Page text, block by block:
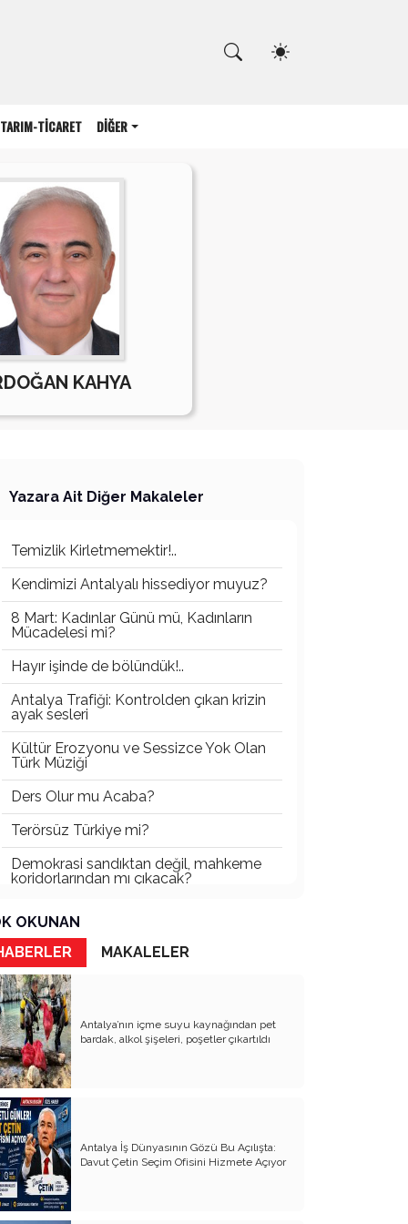
TARIM-TİCARET DİĞER
KAHYA
Yazara Ait Diğer Makaleler
Temizlik Kirletmemektir!..
Kendimizi Antalyalı hissediyor muyuz?
8 Mart: Kadınlar Günü mü, Kadınların
Mücadelesi mi?
Hayır işinde de bölündük!..
Antalya Trafiği: Kontrolden çıkan krizin
ayak sesleri
Kültür Erozyonu ve Sessizce Yok Olan
Türk Müziği
Ders Olur mu Acaba?
Terörsüz Türkiye mi?
Demokrasi sandıktan değil, mahkeme
koridorlarından mı çıkacak?
Gazetecinin kaderi!..
Turizmde Herşey Dahil Sistemi
tartışılmalı
MB Başkanı ve Şimşek’e
Padişahın Vergi Deneyi!..
Erdoğan ve Özel’e açık mektup!..
Bahçeli siyasetin zirvesine oturdu!..
Artık yeter!.. Başka Antalya yok!..
Milli Eğitim cemaatlere mi teslim
ediliyor?
Liyakatın Gözyaşları!..
OKUNAN
MAKALELER
Antalya’nın içme suyu kaynağından pet
bardak, alkol şişeleri, poşetler çıkartıldı
Antalya İş Dünyasının Gözü Bu Açılışta:
Davut Çetin Seçim Ofisini Hizmete Açıyor